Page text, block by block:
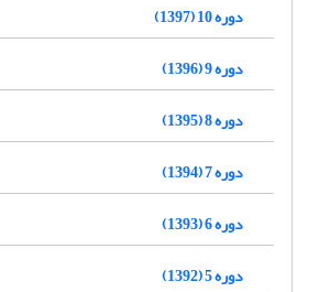
دوره 10 (1397)
دوره 9 (1396)
دوره 8 (1395)
دوره 7 (1394)
دوره 6 (1393)
دوره 5 (1392)